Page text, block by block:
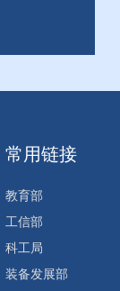
常用链接
教育部
工信部
科工局
装备发展部